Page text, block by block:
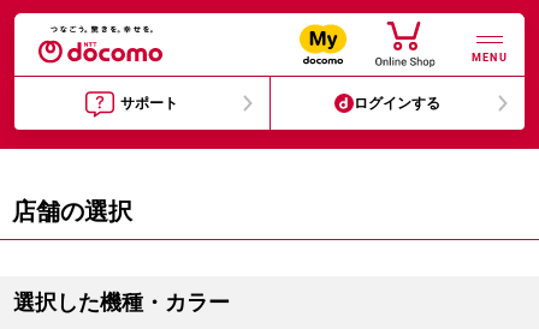
MENU
サポート ログインする
店舗の選択
選択した機種・カラー